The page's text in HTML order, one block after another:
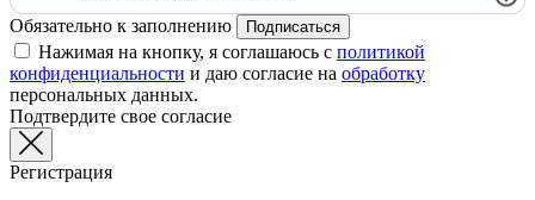
Обязательно к заполнению Подписаться
Нажимая на кнопку, я соглашаюсь с политикой
конфиденциальности и даю согласие на обработку
персональных данных.
Подтвердите свое согласие
Регистрация